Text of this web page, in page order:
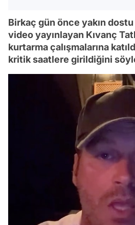
Birkaç gün önce yakın
video yayınlayan Kıvanç
kurtarma çalışmalarına
kritik saatlere girildiğini